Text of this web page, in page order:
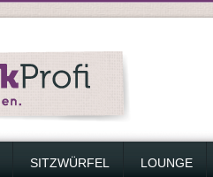
SITZWÜRFEL LOUNGE